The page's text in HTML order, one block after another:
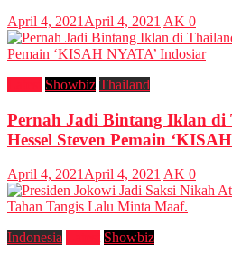
April 4, 2021 April 4, 2021 AK 0
Showbiz Thailand
Pernah Jadi Bintang Iklan
Hessel Steven Pemain
April 4, 2021 April 4, 2021 AK 0
Indonesia Showbiz